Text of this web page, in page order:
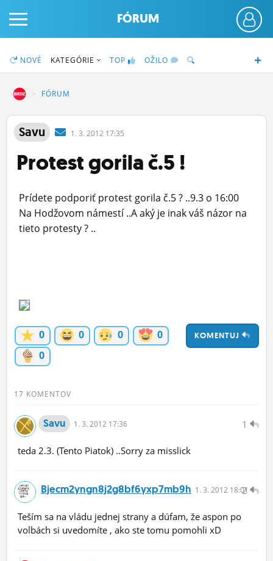
PRIHLÁS SA
ČINŽIAK
STATUSY
BLOGY
NASTAVENIA
FÓRUM
NOVÉ KATEGÓRIE TOP OŽILO
FÓRUM
Savu 1. 3. 2012 17:35
Protest gorila č.5 !
Prídete podporiť protest gorila č.5 ? ..9.3 o 16:00
Na Hodžovom námestí ..A aký je inak váš názor na
tieto protesty ? ..
KOMENTUJ
0 0 0
0
0
17 KOMENTOV
1
Savu 1. 3. 2012 17:36
teda 2.3. (Tento Piatok) ..Sorry za misslick
2
Bjecm2yngn8j2g8bf6yxp7mb9h 1. 3. 2012 18:01
Teším sa na vládu jednej strany a dúfam, že aspon po
volbách si uvedomíte , ako ste tomu pomohli xD